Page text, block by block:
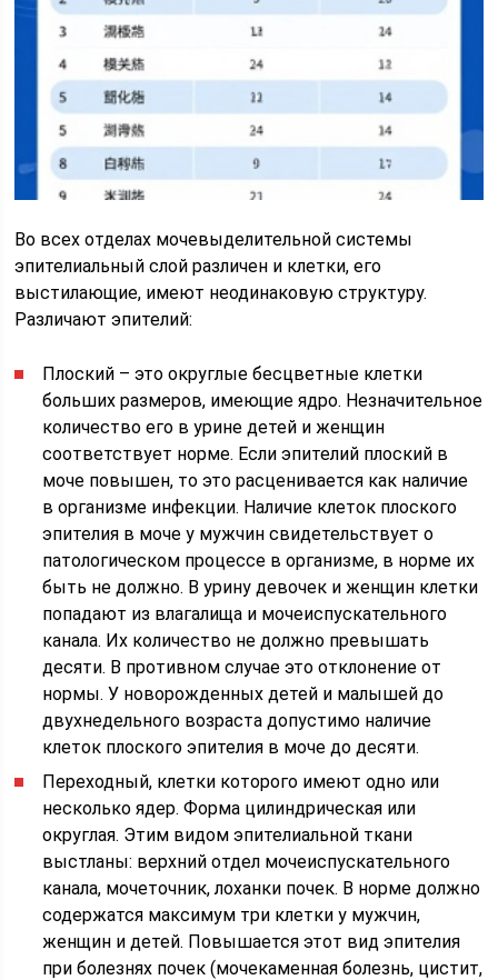
Во всех отделах мочевыделительной системы
эпителиальный слой различен и клетки, его
выстилающие, имеют неодинаковую структуру.
Различают эпителий:
Плоский – это округлые бесцветные клетки
больших размеров, имеющие ядро. Незначительное
количество его в урине детей и женщин
соответствует норме. Если эпителий плоский в
моче повышен, то это расценивается как наличие
в организме инфекции. Наличие клеток плоского
эпителия в моче у мужчин свидетельствует о
патологическом процессе в организме, в норме их
быть не должно. В урину девочек и женщин клетки
попадают из влагалища и мочеиспускательного
канала. Их количество не должно превышать
десяти. В противном случае это отклонение от
нормы. У новорожденных детей и малышей до
двухнедельного возраста допустимо наличие
клеток плоского эпителия в моче до десяти.
Переходный, клетки которого имеют одно или
несколько ядер. Форма цилиндрическая или
округлая. Этим видом эпителиальной ткани
выстланы: верхний отдел мочеиспускательного
канала, мочеточник, лоханки почек. В норме должно
содержатся максимум три клетки у мужчин,
женщин и детей. Повышается этот вид эпителия
при болезнях почек (мочекаменная болезнь, цистит,